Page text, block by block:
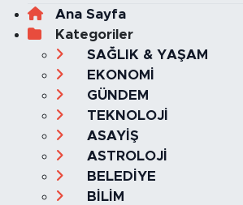
Ana Sayfa
Kategoriler
SAĞLIK & YAŞAM
EKONOMİ
GÜNDEM
TEKNOLOJİ
ASAYİŞ
ASTROLOJİ
BELEDİYE
BİLİM